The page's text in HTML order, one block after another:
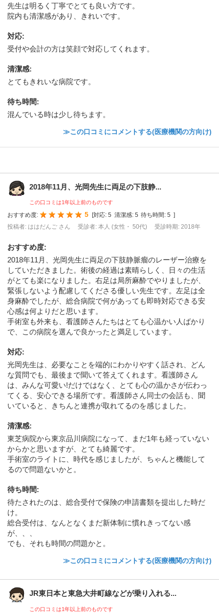
先生は明るく丁寧でとても良い方です。
院内も清潔感があり、きれいです。
対応:
受付や会計の方は笑顔で対応してくれます。
清潔感:
とてもきれいな病院です。
待ち時間:
混んでいる時は少し待ちます。
≫この口コミにコメントする(医療機関の方向け)
2018年11月、光岡先生に両足の下肢静...
この口コミは1年以上前のものです
おすすめ度: 5 対応: 5 清潔感: 5 待ち時間: 5
投稿者: ははだんご さん
受診者: 本人 (女性・ 50代) 受診時期: 2018年
おすすめ度:
2018年11月、光岡先生に両足の下肢静脈瘤のレーザー治療を
していただきました。術後の経過は素晴らしく、日々の生活
がとても楽になりました。右足は局所麻酔でやりましたが、
緊張しないよう配慮してくださる優しい先生です。左足は全
身麻酔でしたが、総合病院で何があっても即時対応できる安
心感は何よりだと思います。
手術室も外来も、看護師さんたちはとても心温かい人ばかり
で、この病院を選んで良かったと満足しています。
対応:
光岡先生は、必要なことを端的にわかりやすく話され、どん
な質問でも、最後まで聞いて答えてくれます。看護師さん
は、みんな可愛い!だけではなく、とても心の温かさが伝わっ
てくる、安心できる場所です。看護師さん同士の会話も、聞
いていると、きちんと連携が取れてるのを感じました。
清潔感:
東芝病院から東京品川病院になって、まだ1年も経っていない
からかと思いますが、とても綺麗です。
手術室のライトに、時代を感じましたが、ちゃんと機能して
るので問題ないかと。
待ち時間:
待たされたのは、総合受付で保険の申請書類を提出した時だ
け。
総合受付は、なんとなくまだ新体制に慣れきってない感
が、、、
でも、それも時間の問題かと。
≫この口コミにコメントする(医療機関の方向け)
JR東日本と東急大井町線などが乗り入れる...
この口コミは1年以上前のものです